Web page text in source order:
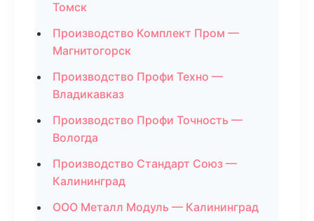
Томск
Производство Комплект Пром —
Магнитогорск
Производство Профи Техно —
Владикавказ
Производство Профи Точность —
Вологда
Производство Стандарт Союз —
Калининград
ООО Металл Модуль — Калининград